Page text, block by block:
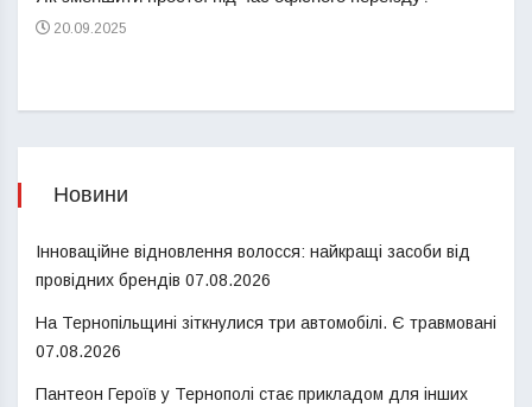
20.09.2025
Новини
Інноваційне відновлення волосся: найкращі засоби від
провідних брендів 07.08.2026
На Тернопільщині зіткнулися три автомобілі. Є травмовані
07.08.2026
Пантеон Героїв у Тернополі стає прикладом для інших